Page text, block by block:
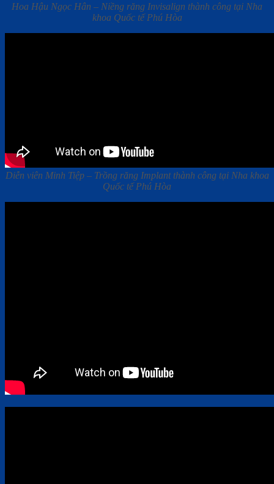
Hoa Hậu Ngọc Hân – Niềng răng Invisalign thành công tại Nha
khoa Quốc tế Phú Hòa
Diễn viên Minh Tiệp – Trồng răng Implant thành công tại Nha khoa
Quốc tế Phú Hòa